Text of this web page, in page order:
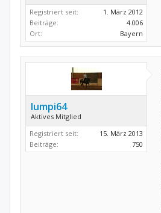
Registriert seit:
1. März 2012
Beiträge:
4.006
Ort:
Bayern
lumpi64
Aktives Mitglied
Registriert seit:
15. März 2013
Beiträge:
750